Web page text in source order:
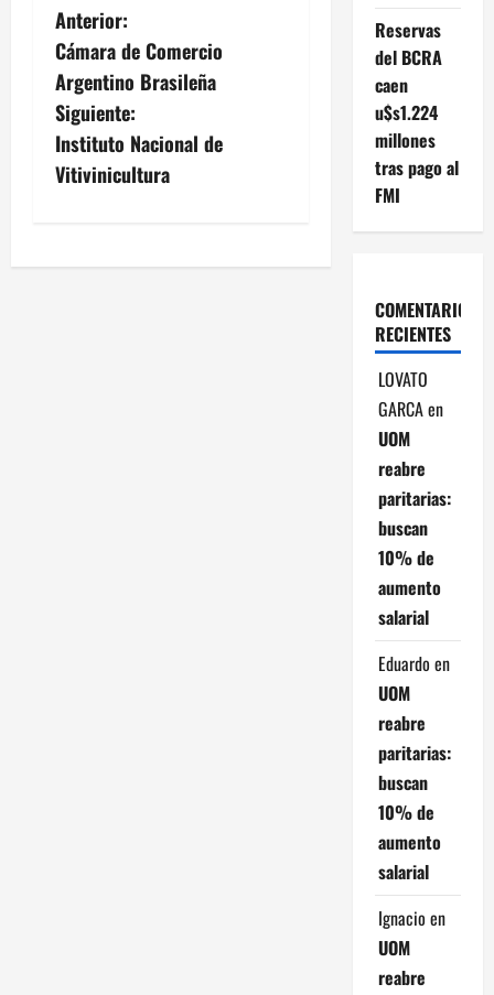
N
a
v
e
a
Anterior:
Cámara de Comercio
Argentino Brasileña
Siguiente:
Instituto Nacional de
Vitivinicultura
Reservas
del BCRA
caen
u$s1.224
millones
tras pago al
FMI
COMENTARIOS
RECIENTES
LOVATO
GARCAen
UOM
reabre
paritarias:
buscan
10% de
aumento
salarial
Eduardo en
UOM
reabre
paritarias:
buscan
10% de
aumento
salarial
Ignacio en
UOM
reabre